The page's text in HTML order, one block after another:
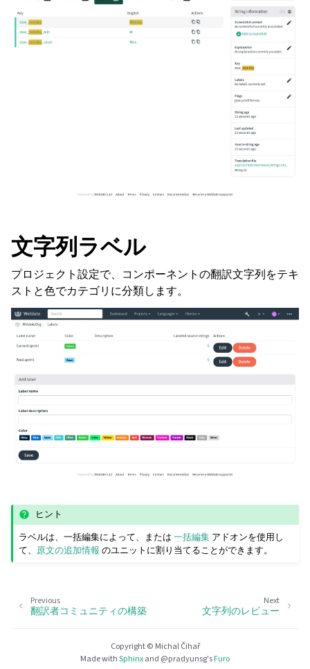
文字列ラベル
プロジェクト設定で、コンポーネントの翻訳文字列をテキ
ストと色でカテゴリに分類します。
ヒント
ラベルは、一括編集によって、または一括編集 アドオンを使用し
て、 原文の追加情報 のユニットに割り当てることができます。
Next
文字列のレビュー
Previous
翻訳者コミュニティの構築
Copyright © Michal Čihař
Made withSphinxand @pradyunsg'sFuro